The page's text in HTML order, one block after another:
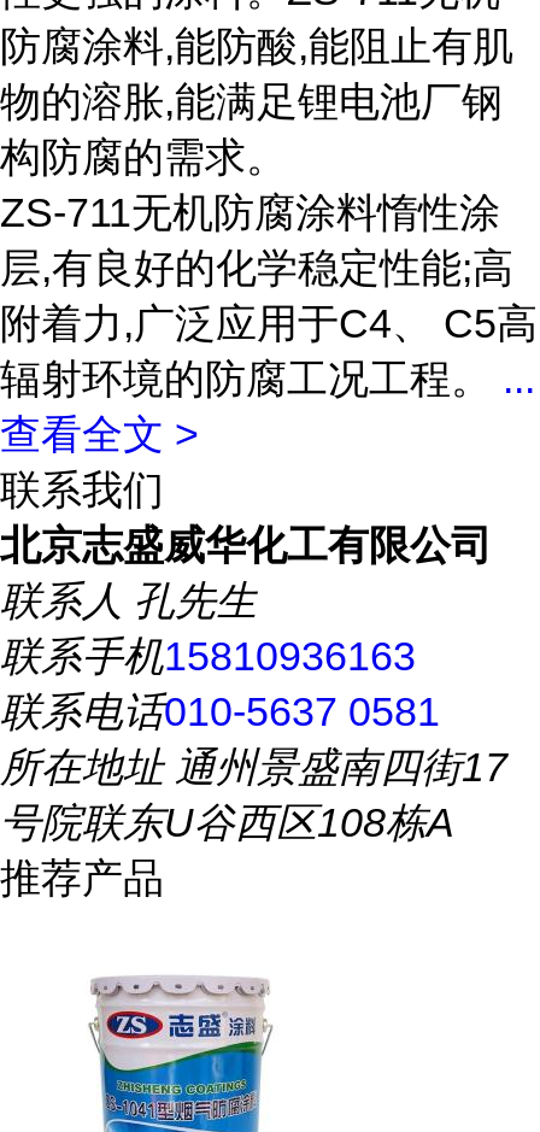
防腐涂料,能防酸,能阻止有肌
物的溶胀,能满足锂电池厂钢
构防腐的需求。
ZS-711无机防腐涂料惰性涂
层,有良好的化学稳定性能;高
附着力,广泛应用于C4、 C5高
辐射环境的防腐工况工程。 ...
查看全文 >
联系我们
北京志盛威华化工有限公司
联系人 孔先生
联系手机15810936163
联系电话010-5637 0581
所在地址通州景盛南四街17
号院联东U谷西区108栋A
推荐产品